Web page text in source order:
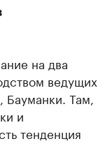
на два
ведущих
Бауманки. Там,
и
тенденция